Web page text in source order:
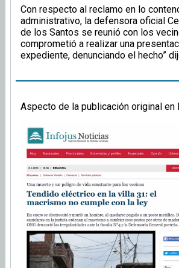
Con respecto al reclamo en lo
administrativo, la defensora oficial
de los Santos se reunió con los
comprometió a realizar una
expediente, denunciando el hecho”
Aspecto de la publicación original en